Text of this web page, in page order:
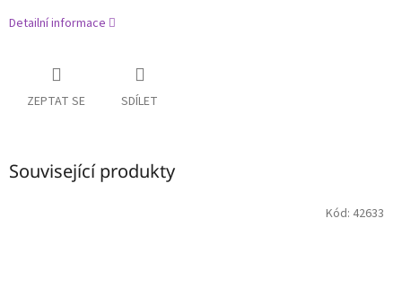
Detailní informace
ZEPTAT SE SDÍLET
Související produkty
Kód: 42633